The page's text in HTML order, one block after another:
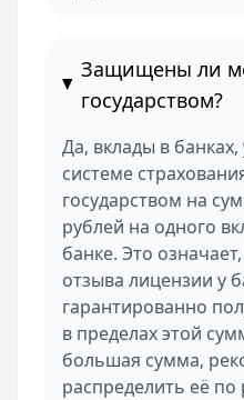
Защищены ли
государством?
Да, вклады в
системе
государством на
рублей на одного
банке. Это
отзыва лицензии у
гарантированно
в пределах этой
большая сумма,
распределить её